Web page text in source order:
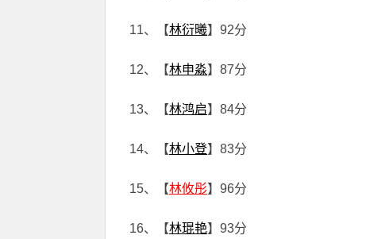
11、【林衍曦】92分
12、【林申淼】87分
13、【林鸿启】84分
14、【林小登】83分
15、【林攸彤】96分
16、【林琨艳】93分